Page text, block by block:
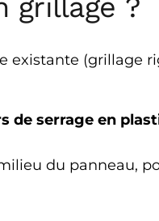
grillage ?
existante (grillage
de serrage en
du panneau,